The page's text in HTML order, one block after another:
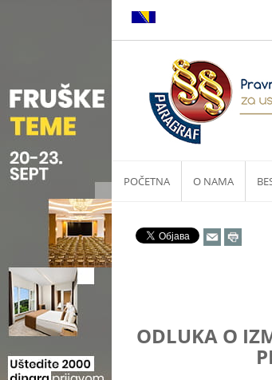
POČETNA O NAMA
ODLUKA O